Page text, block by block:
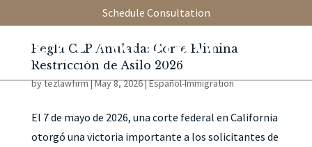
Schedule Consultation
Regla CLP Anulada: Corte Elimina
Restricción de Asilo 2026
bytezlawfirm|May 8, 2026|Español-Immigration
El 7 de mayo de 2026, una corte federal en California
otorgó una victoria importante a los solicitantes de